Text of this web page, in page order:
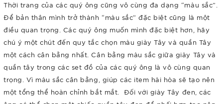
Thời trang của các quý ông cũng vô cùng đa dạng “màu sắc”.
Để bản thân mình trở thành “màu sắc” đặc biệt cũng là một
điều quan trọng. Các quý ông muốn mình đặc biệt hơn, hãy
chú ý một chút đến quy tắc chọn màu giày Tây và quần Tây
một cách cân bằng nhất. Cân bằng màu sắc giữa giày Tây và
quần tây trong các set đồ của các quý ông là vô cùng quan
trọng. Vì màu sắc cân bằng, giúp các item hài hòa sẽ tạo nên
một tổng thể hoàn chỉnh bắt mắt. Đối với giày Tây đen, các